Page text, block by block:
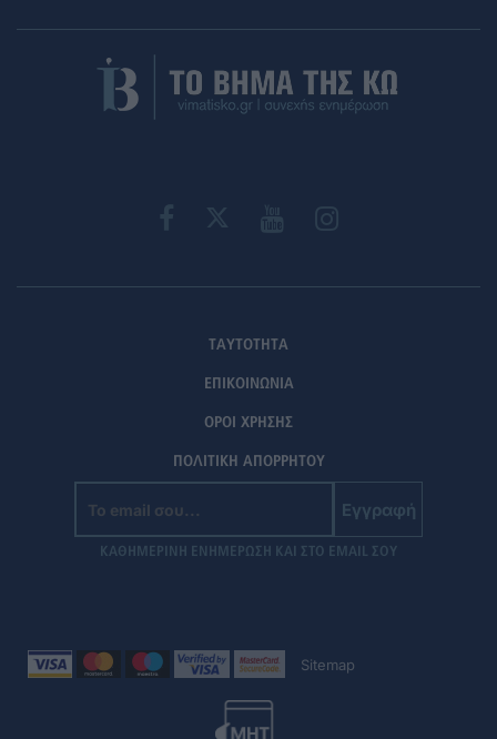
ΤΑΥΤΟΤΗΤΑ
ΕΠΙΚΟΙΝΩΝΙΑ
ΟΡΟΙ ΧΡΗΣΗΣ
ΠΟΛΙΤΙΚΗ ΑΠΟΡΡΗΤΟΥ
Εγγραφή
ΚΑΘΗΜΕΡΙΝΗ ΕΝΗΜΕΡΩΣΗ ΚΑΙ ΣΤΟ EMAIL ΣΟΥ
Sitemap